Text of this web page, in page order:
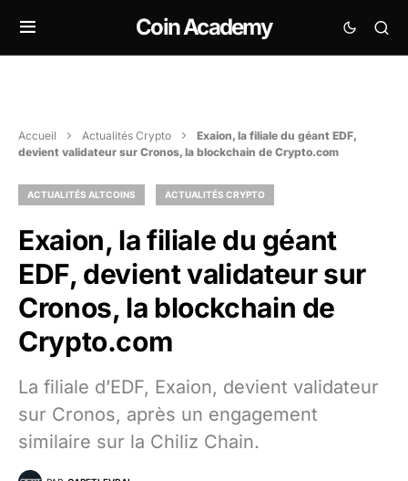
Coin Academy
Accueil Actualités Crypto
Exaion, la filiale du géant EDF,
devient validateur sur Cronos, la blockchain de Crypto.com
ACTUALITÉS ALTCOINS ACTUALITÉS CRYPTO
Exaion, la filiale du géant
EDF, devient validateur sur
Cronos, la blockchain de
Crypto.com
La filiale d’EDF, Exaion, devient validateur
sur Cronos, après un engagement
similaire sur la Chiliz Chain.